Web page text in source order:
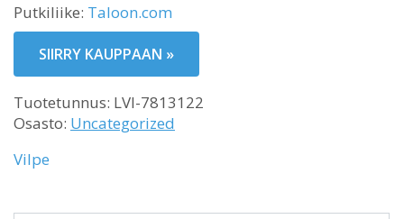
Putkiliike: Taloon.com
SIIRRY KAUPPAAN »
Tuotetunnus: LVI-7813122
Osasto: Uncategorized
Vilpe